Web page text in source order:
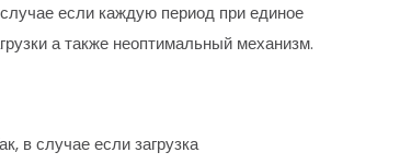
если каждую период при единое
а также неоптимальный механизм.
в случае если загрузка